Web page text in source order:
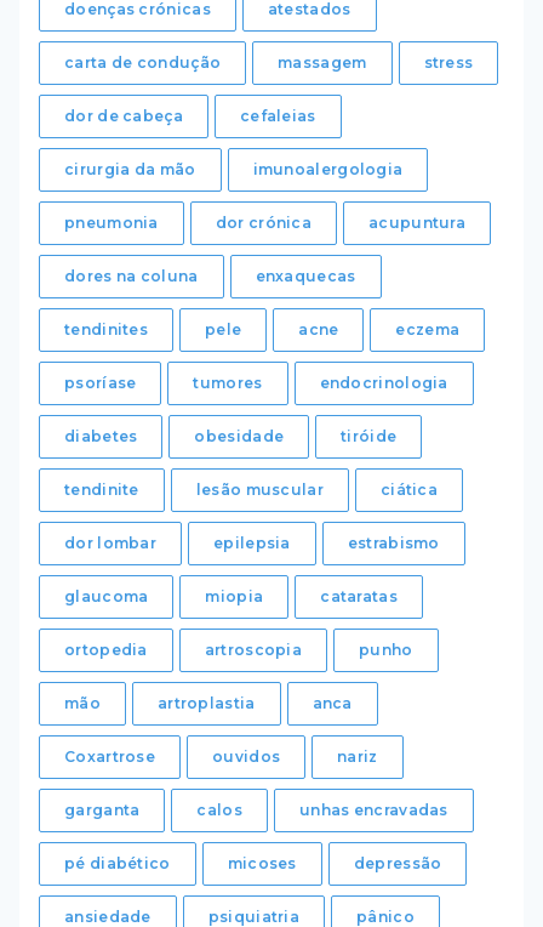
doenças crónicas atestados
carta de condução massagem stress
dor de cabeça cefaleias
cirurgia da mão imunoalergologia
pneumonia dor crónica acupuntura
dores na coluna enxaquecas
tendinites pele acne eczema
psoríase tumores endocrinologia
diabetes obesidade tiróide
tendinite lesão muscular ciática
dor lombar epilepsia estrabismo
glaucoma miopia cataratas
ortopedia artroscopia punho
mão artroplastia anca
Coxartrose ouvidos nariz
garganta calos unhas encravadas
pé diabético micoses depressão
ansiedade psiquiatria pânico